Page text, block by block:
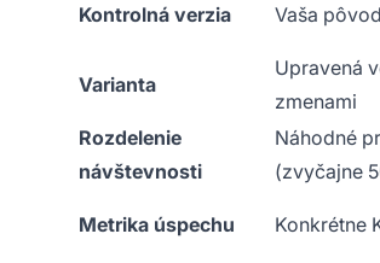
Kontrolná verzia Vaša
Varianta
Upravená
zmenami
Rozdelenie
návštevnosti
Náhodné
(zvyčajne
Metrika úspechu Konkrétne